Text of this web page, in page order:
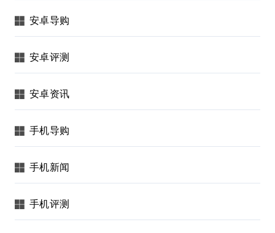
安卓导购
安卓评测
安卓资讯
手机导购
手机新闻
手机评测